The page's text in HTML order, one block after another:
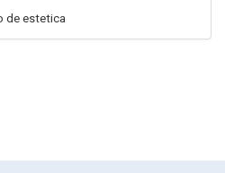
de estetica